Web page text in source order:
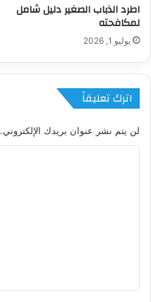
اطرد الذباب الصغير دليل شامل
لمكافحته
يوليو 1, 2026
اترك تعليقاً
لن يتم نشر عنوان بريدك الإلكتروني.